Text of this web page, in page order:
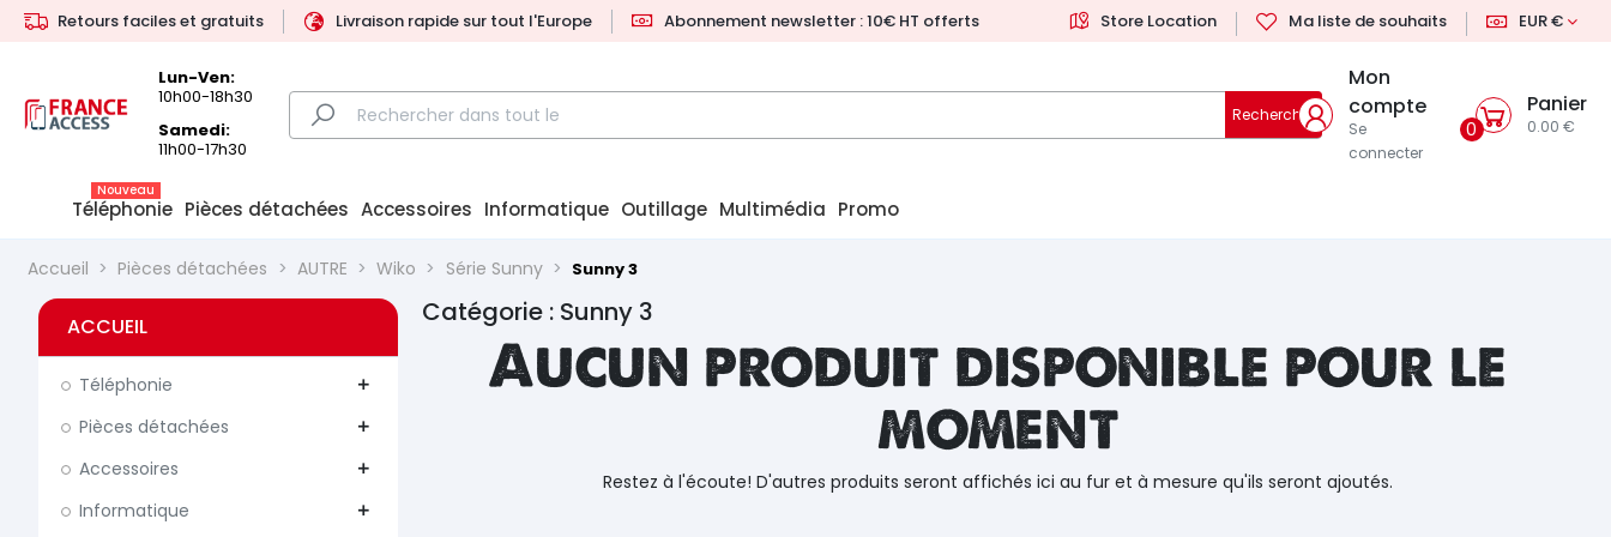
Retours faciles et gratuits Livraison rapide sur tout l'Europe Abonnement newsletter : 10€ HT offerts Store Location Ma liste de souhaits EUR €
Lun-Ven:
10h00-18h30
Samedi:
11h00-17h30
Rechercher
Mon
compte
Se
connecter
0
Panier
0.00 €
Téléphonie
Nouveau
Pièces détachées Accessoires Informatique Outillage Multimédia Promo
Accueil Pièces détachées AUTRE Wiko Série Sunny Sunny 3
ACCUEIL
Téléphonie add
Pièces détachées add
Accessoires add
Informatique add
Catégorie : Sunny 3
Aucun produit disponible pour le
moment
Restez à l'écoute! D'autres produits seront affichés ici au fur et à mesure qu'ils seront ajoutés.